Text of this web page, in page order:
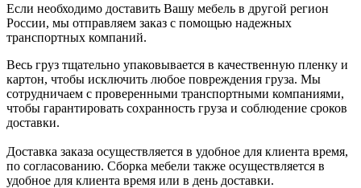
Если необходимо доставить Вашу мебель в другой регион
России, мы отправляем заказ с помощью надежных
транспортных компаний.
Весь груз тщательно упаковывается в качественную пленку и
картон, чтобы исключить любое повреждения груза. Мы
сотрудничаем с проверенными транспортными компаниями,
чтобы гарантировать сохранность груза и соблюдение сроков
доставки.
Доставка заказа осуществляется в удобное для клиента время,
по согласованию. Сборка мебели также осуществляется в
удобное для клиента время или в день доставки.